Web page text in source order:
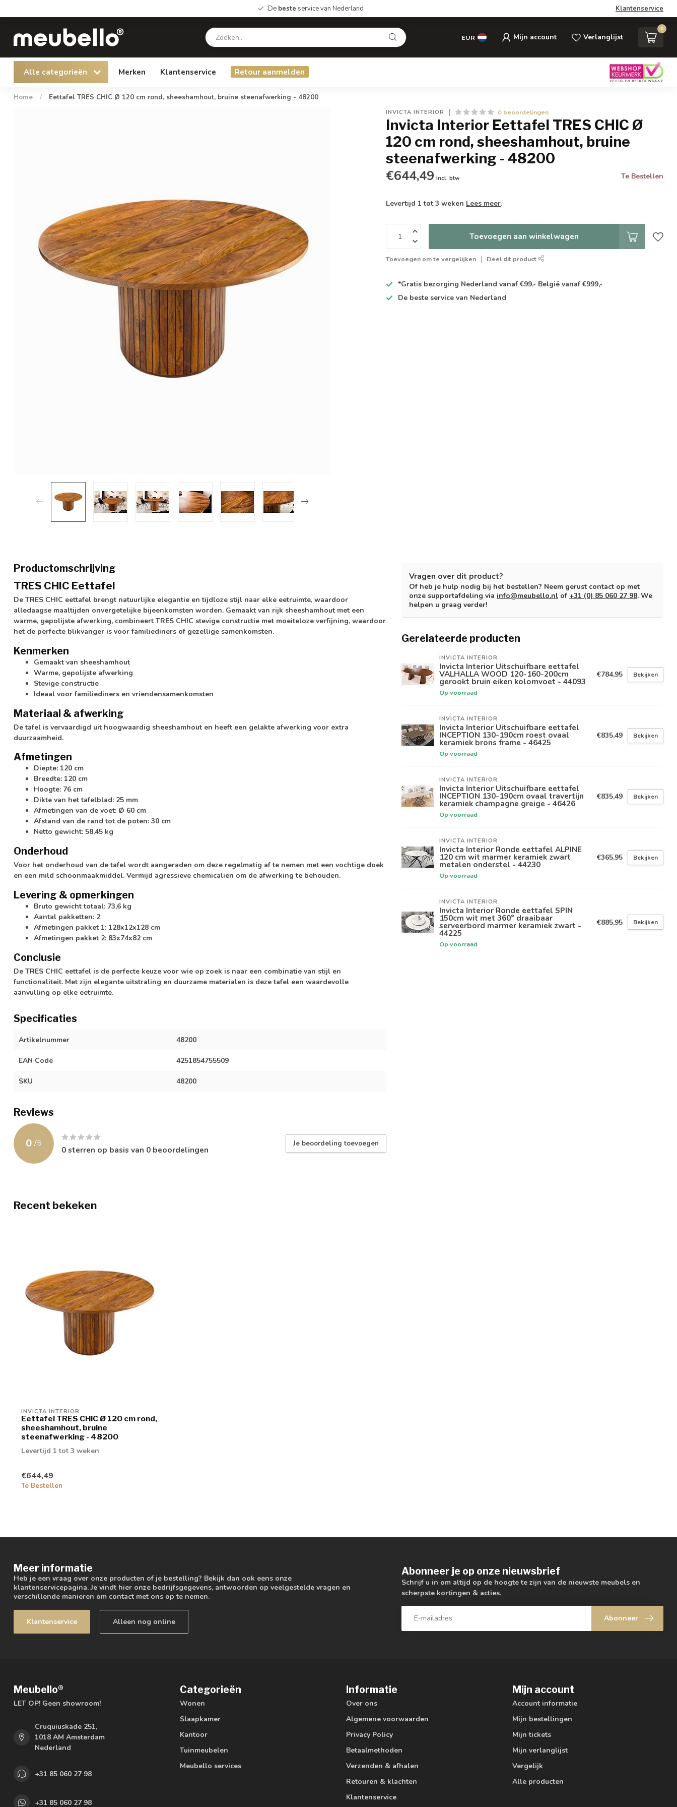
De beste service van Nederland Klantenservice
EUR Mijn account Verlanglijst
0
Alle categorieën Merken Klantenservice Retour aanmelden
Home / Eettafel TRES CHIC Ø 120 cm rond, sheeshamhout, bruine steenafwerking - 48200
INVICTA INTERIOR 0 beoordelingen
Invicta Interior Eettafel TRES CHIC Ø
120 cm rond, sheeshamhout, bruine
steenafwerking - 48200
€644,49 Incl. btw Te Bestellen
Levertijd 1 tot 3 weken Lees meer.
Toevoegen aan winkelwagen
Toevoegen om te vergelijken Deel dit product
*Gratis bezorging Nederland vanaf €99.- België vanaf €999,-
De beste service van Nederland
Productomschrijving
TRES CHIC Eettafel
De TRES CHIC eettafel brengt natuurlijke elegantie en tijdloze stijl naar elke eetruimte, waardoor
alledaagse maaltijden onvergetelijke bijeenkomsten worden. Gemaakt van rijk sheeshamhout met een
warme, gepolijste afwerking, combineert TRES CHIC stevige constructie met moeiteloze verfijning, waardoor
het de perfecte blikvanger is voor familiediners of gezellige samenkomsten.
Kenmerken
Gemaakt van sheeshamhout
Warme, gepolijste afwerking
Stevige constructie
Ideaal voor familiediners en vriendensamenkomsten
Materiaal & afwerking
De tafel is vervaardigd uit hoogwaardig sheeshamhout en heeft een gelakte afwerking voor extra
duurzaamheid.
Afmetingen
Diepte: 120 cm
Breedte: 120 cm
Hoogte: 76 cm
Dikte van het tafelblad: 25 mm
Afmetingen van de voet: Ø 60 cm
Afstand van de rand tot de poten: 30 cm
Netto gewicht: 58,45 kg
Onderhoud
Voor het onderhoud van de tafel wordt aangeraden om deze regelmatig af te nemen met een vochtige doek
en een mild schoonmaakmiddel. Vermijd agressieve chemicaliën om de afwerking te behouden.
Levering & opmerkingen
Bruto gewicht totaal: 73,6 kg
Aantal pakketten: 2
Afmetingen pakket 1: 128x12x128 cm
Afmetingen pakket 2: 83x74x82 cm
Conclusie
De TRES CHIC eettafel is de perfecte keuze voor wie op zoek is naar een combinatie van stijl en
functionaliteit. Met zijn elegante uitstraling en duurzame materialen is deze tafel een waardevolle
aanvulling op elke eetruimte.
Specificaties
Artikelnummer 48200
EAN Code 4251854755509
SKU 48200
Reviews
0 /5
0sterren op basis van 0 beoordelingen
Je beoordeling toevoegen
Vragen over dit product?
Of heb je hulp nodig bij het bestellen? Neem gerust contact op met
onze supportafdeling via info@meubello.nl of +31 (0) 85 060 27 98. We
helpen u graag verder!
Gerelateerde producten
INVICTA INTERIOR
Invicta Interior Uitschuifbare eettafel
VALHALLA WOOD 120-160-200cm
gerookt bruin eiken kolomvoet - 44093
Op voorraad
€784,95 Bekijken
INVICTA INTERIOR
Invicta Interior Uitschuifbare eettafel
INCEPTION 130-190cm roest ovaal
keramiek brons frame - 46425
Op voorraad
€835,49 Bekijken
INVICTA INTERIOR
Invicta Interior Uitschuifbare eettafel
INCEPTION 130-190cm ovaal travertijn
keramiek champagne greige - 46426
Op voorraad
€835,49 Bekijken
INVICTA INTERIOR
Invicta Interior Ronde eettafel ALPINE
120 cm wit marmer keramiek zwart
metalen onderstel - 44230
Op voorraad
€365,95 Bekijken
INVICTA INTERIOR
Invicta Interior Ronde eettafel SPIN
150cm wit met 360° draaibaar
serveerbord marmer keramiek zwart -
44225
Op voorraad
€885,95 Bekijken
Recent bekeken
INVICTA INTERIOR
Eettafel TRES CHIC Ø 120 cm rond,
sheeshamhout, bruine
steenafwerking - 48200
Levertijd 1 tot 3 weken
€644,49
Te Bestellen
Meer informatie
Heb je een vraag over onze producten of je bestelling? Bekijk dan ook eens onze
klantenservicepagina. Je vindt hier onze bedrijfsgegevens, antwoorden op veelgestelde vragen en
verschillende manieren om contact met ons op te nemen.
Klantenservice Alleen nog online
Abonneer je op onze nieuwsbrief
Schrijf u in om altijd op de hoogte te zijn van de nieuwste meubels en
scherpste kortingen & acties.
Abonneer
Meubello®
LET OP! Geen showroom!
Cruquiuskade 251,
1018 AM Amsterdam
Nederland
+31 85 060 27 98
+31 85 060 27 98
Categorieën
Wonen
Slaapkamer
Kantoor
Tuinmeubelen
Meubello services
Informatie
Over ons
Algemene voorwaarden
Privacy Policy
Betaalmethoden
Verzenden & afhalen
Retouren & klachten
Klantenservice
Mijn account
Account informatie
Mijn bestellingen
Mijn tickets
Mijn verlanglijst
Vergelijk
Alle producten